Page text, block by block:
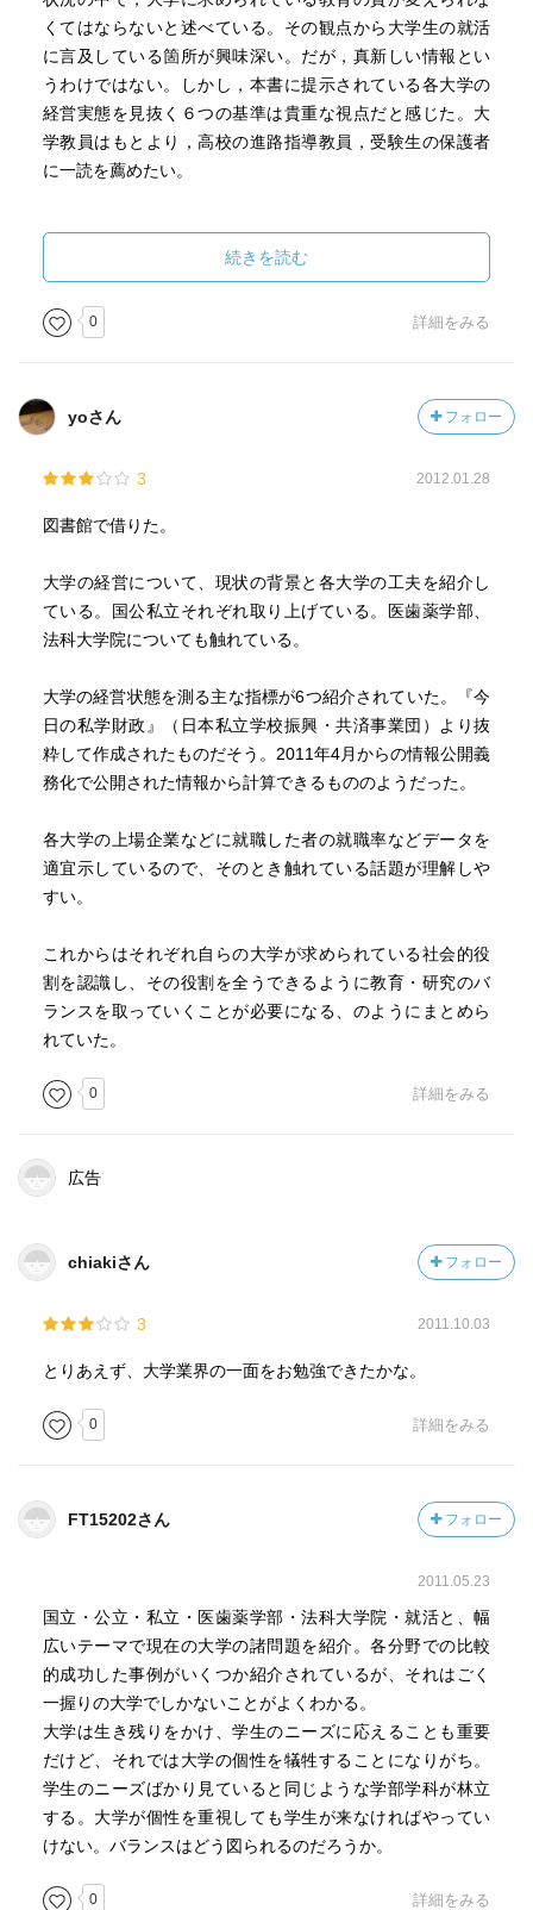
くてはならないと述べている。その観点から大学生の就活
に言及している箇所が興味深い。だが，真新しい情報とい
うわけではない。しかし，本書に提示されている各大学の
経営実態を見抜く６つの基準は貴重な視点だと感じた。大
学教員はもとより，高校の進路指導教員，受験生の保護者
に一読を薦めたい。
続きを読む
0 詳細をみる
yoさん フォロー
3 2012.01.28
図書館で借りた。
大学の経営について、現状の背景と各大学の工夫を紹介し
ている。国公私立それぞれ取り上げている。医歯薬学部、
法科大学院についても触れている。
大学の経営状態を測る主な指標が6つ紹介されていた。『今
日の私学財政』（日本私立学校振興・共済事業団）より抜
粋して作成されたものだそう。2011年4月からの情報公開義
務化で公開された情報から計算できるもののようだった。
各大学の上場企業などに就職した者の就職率などデータを
適宜示しているので、そのとき触れている話題が理解しや
すい。
これからはそれぞれ自らの大学が求められている社会的役
割を認識し、その役割を全うできるように教育・研究のバ
ランスを取っていくことが必要になる、のようにまとめら
れていた。
0 詳細をみる
広告
chiakiさん フォロー
3 2011.10.03
とりあえず、大学業界の一面をお勉強できたかな。
0 詳細をみる
FT15202さん フォロー
2011.05.23
国立・公立・私立・医歯薬学部・法科大学院・就活と、幅
広いテーマで現在の大学の諸問題を紹介。各分野での比較
的成功した事例がいくつか紹介されているが、それはごく
一握りの大学でしかないことがよくわかる。
大学は生き残りをかけ、学生のニーズに応えることも重要
だけど、それでは大学の個性を犠牲することになりがち。
学生のニーズばかり見ていると同じような学部学科が林立
する。大学が個性を重視しても学生が来なければやってい
けない。バランスはどう図られるのだろうか。
0 詳細をみる